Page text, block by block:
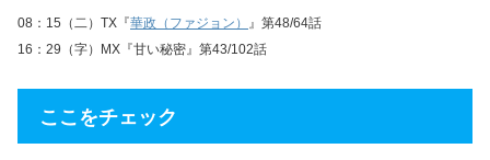
08：15（二）TX『華政（ファジョン） 』第48/64話
16：29（字）MX『甘い秘密』第43/102話
ここをチェック